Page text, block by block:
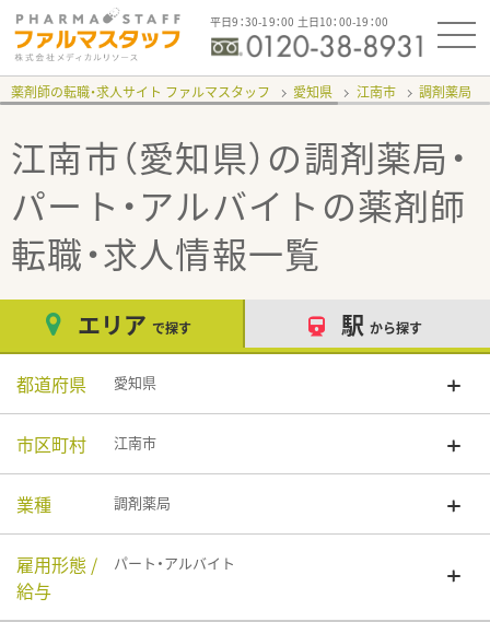
平日9：30-19：00 土日10：00-19：00
薬剤師の転職・求人サイト ファルマスタッフ 愛知県 江南市 調剤薬局
江南市（愛知県）の調剤薬局・
パート・アルバイト の薬剤師
転職・求人情報一覧
エリア で探す 駅 から探す
都道府県 愛知県
市区町村 江南市
業種 調剤薬局
雇用形態 /
給与
パート・アルバイト